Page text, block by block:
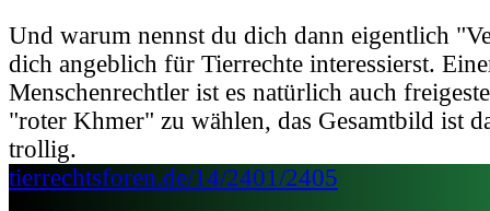
Und warum nennst du dich dann eigentlich
dich angeblich für Tierrechte interessierst.
Menschenrechtler ist es natürlich auch
"roter Khmer" zu wählen, das Gesamtbild ist
trollig.
tierrechtsforen.de/14/2401/2405